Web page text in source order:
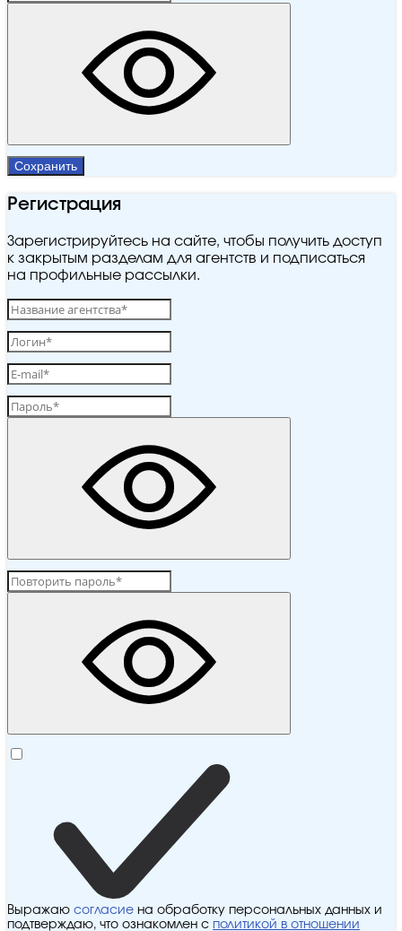
Сохранить
Регистрация
Зарегистрируйтесь на сайте, чтобы получить доступ
к закрытым разделам для агентств и подписаться
на профильные рассылки.
Выражаю согласие на обработку персональных данных и
подтверждаю, что ознакомлен с политикой в отношении